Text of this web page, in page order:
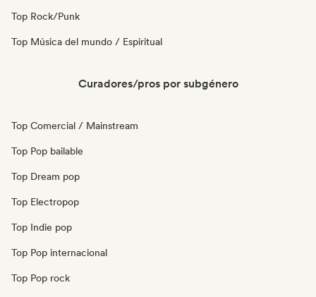
Top Rock/Punk
Top Música del mundo / Espiritual
Curadores/pros por subgénero
Top Comercial / Mainstream
Top Pop bailable
Top Dream pop
Top Electropop
Top Indie pop
Top Pop internacional
Top Pop rock